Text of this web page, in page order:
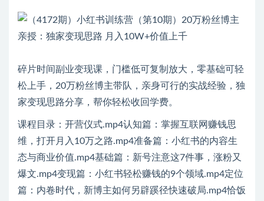
碎片时间副业变现课，门槛低可复制放大，零基础可轻
松上手，20万粉丝博主带队，亲身可行的实战经验，独
家变现思路分享，帮你轻松收回学费。
课程目录：开营仪式.mp4认知篇：掌握互联网赚钱思
维，打开月入10万之路.mp4准备篇：小红书的内容生
态与商业价值.mp4基础篇：新号注意这7件事，涨粉又
爆文.mp4变现篇：小红书轻松赚钱的9个领域.mp4定位
篇：内卷时代，新博主如何另辟蹊径快速破局.mp4恰饭